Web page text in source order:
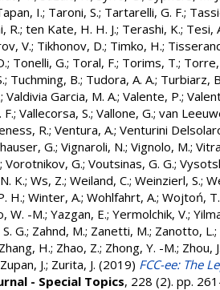
I.; Taroni, S.; Tartarelli, G. F.;
R.; ten Kate, H. H. J.; Terashi, K.; Tesi,
V.; Tikhonov, D.; Timko, H.;
; Tonelli, G.; Toral, F.; Torims, T.;
; Tuchming, B.; Tudora, A. A.; Turbiarz,
; Valdivia Garcia, M. A.; Valente, P.;
F.; Vallecorsa, S.; Vallone, G.; van
R.; Ventura, A.; Venturini
G.; Vignaroli, N.; Vignolo, M.;
; Vorotnikov, G.; Voutsinas, G. G.;
K.; Ws, Z.; Weiland, C.; Weinzierl, S.;
H.; Winter, A.; Wohlfahrt, A.; Wojtoń, T.
W. -M.; Yazgan, E.; Yermolchik, V.;
G.; Zahnd, M.; Zanetti, M.; Zanotto, L.;
Zhang, H.; Zhao, Z.; Zhong, Y. -M.; Zhou,
Zupan, J.; Zurita, J. (2019) FCC-ee: The
- Special Topics, 228 (2). pp.